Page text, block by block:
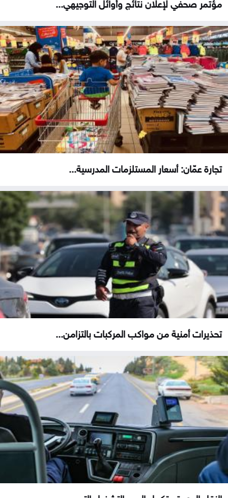
تجارة عمّان: أسعار المستلزمات المدرسية...
تحذيرات أمنية من مواكب المركبات بالتزامن...